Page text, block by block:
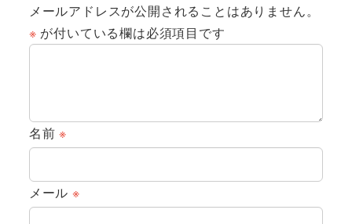
メールアドレスが公開されることはありません。
※ が付いている欄は必須項目です
名前※
メール ※